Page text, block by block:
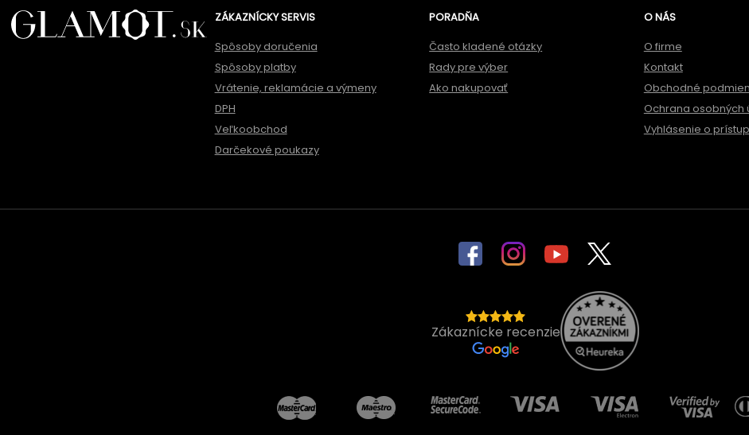
ZÁKAZNÍCKY SERVIS
Spôsoby doručenia
Spôsoby platby
Vrátenie, reklamácie a výmeny
DPH
Veľkoobchod
Darčekové poukazy
PORADŇA
Často kladené otázky
Rady pre výber
Ako nakupovať
O NÁS
O firme
Kontakt
Obchodné
Ochrana osobných
Vyhlásenie o
Zákaznícke recenzie